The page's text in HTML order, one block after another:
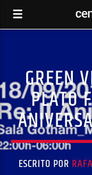
GREEN
PLATO
ESCRITO POR